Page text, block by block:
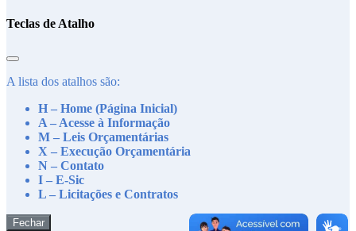
Teclas de Atalho
A lista dos atalhos são:
H – Home (Página Inicial)
A – Acesse à Informação
M – Leis Orçamentárias
X – Execução Orçamentária
N – Contato
I – E-Sic
L – Licitações e Contratos
Fechar